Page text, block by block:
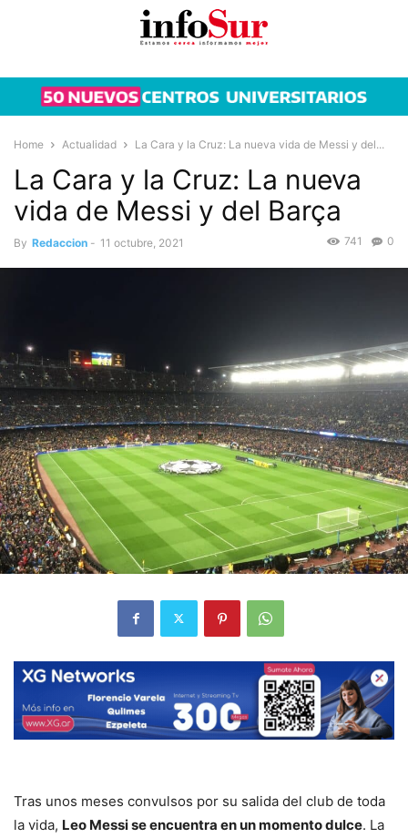
Home Actualidad La Cara y la Cruz: La nueva vida de Messi y del...
La Cara y la Cruz: La nueva
vida de Messi y del Barça
By Redaccion - 11 octubre, 2021 0
741
Tras unos meses convulsos por su salida del club de toda
la vida, Leo Messi se encuentra en un momento dulce. La